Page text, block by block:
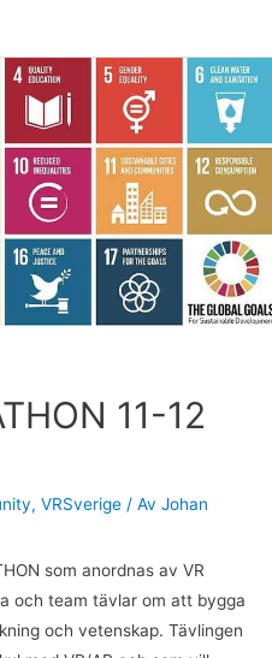
11-12
, VRSverige / Av Johan
som anordnas av VR
och team tävlar om att bygga
och vetenskap. Tävlingen